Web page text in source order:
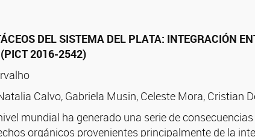
DEL SISTEMA DEL PLATA: INTEGRACIÓN
2016-2542)
Calvo, Gabriela Musin, Celeste Mora, Cristian
mundial ha generado una serie de
orgánicos provenientes principalmente de la